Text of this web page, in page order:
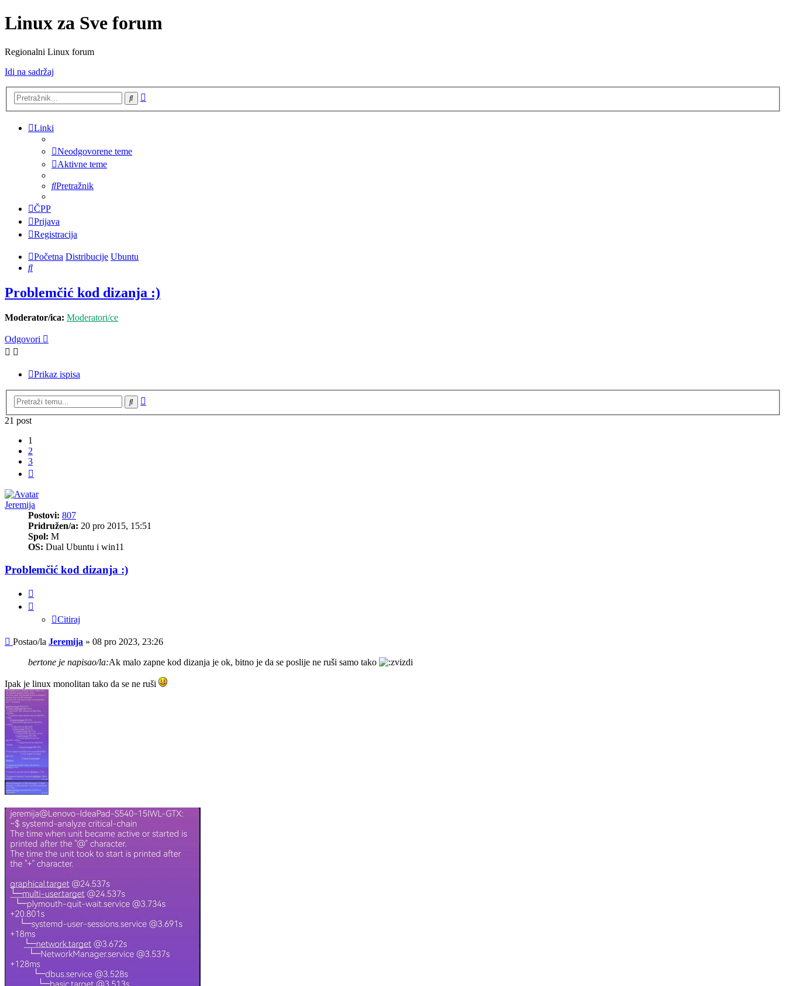
Linux za Sve forum
Regionalni Linux forum
Idi na sadržaj
Pretražnik
Linki
Neodgovorene teme
Aktivne teme
Pretražnik
ČPP
Prijava
Registracija
Početna Distribucije Ubuntu
Pretražnik
Problemčić kod dizanja :)
Moderator/ica: Moderatori/ce
Odgovori
Prikaz ispisa
Pretražnik
21 post
1
2
3
Jeremija
Postovi: 807
Pridružen/a: 20 pro 2015, 15:51
Spol: M
OS: Dual Ubuntu i win11
Problemčić kod dizanja :)
Citiraj
Post
Postao/la Jeremija » 08 pro 2023, 23:26
bertone je napisao/la:Ak malo zapne kod dizanja je ok, bitno je da se poslije ne ruši samo tako
Ipak je linux monolitan tako da se ne ruši